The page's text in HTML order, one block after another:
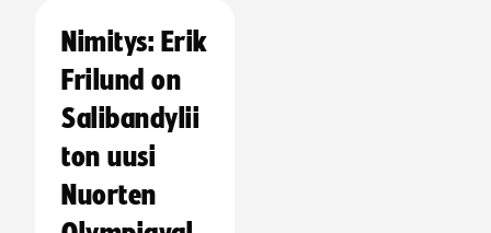
Nimitys: Erik
Frilund on
Salibandylii
ton uusi
Nuorten